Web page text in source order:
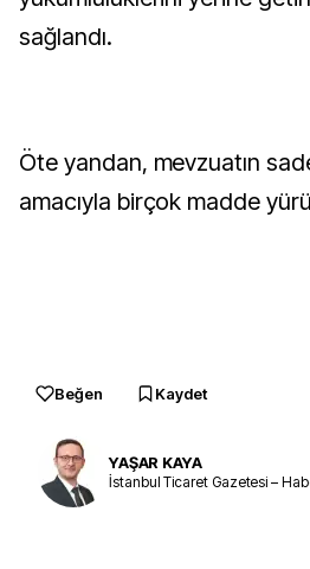
sağlandı.
Öte yandan, mevzuatın
amacıyla birçok madde
Beğen Kaydet
YAŞAR KAYA
İstanbul Ticaret Gazetesi –